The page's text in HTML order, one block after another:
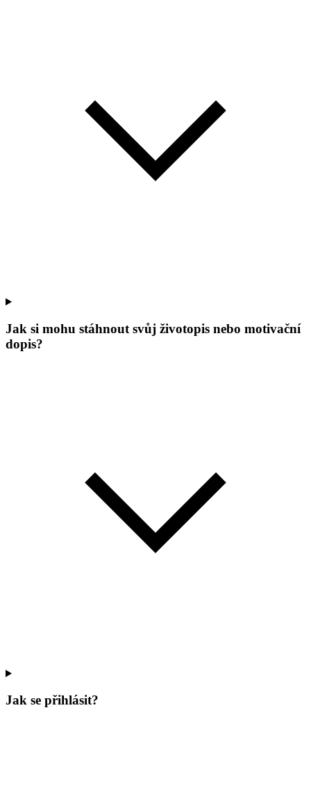
Jak si mohu stáhnout svůj životopis nebo motivační
dopis?
Jak se přihlásit?